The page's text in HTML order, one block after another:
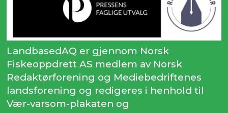
LandbasedAQ er gjennom Norsk
Fiskeoppdrett AS medlem av Norsk
Redaktørforening og Mediebedriftenes
landsforening og redigeres i henhold til
Vær-varsom-plakaten og